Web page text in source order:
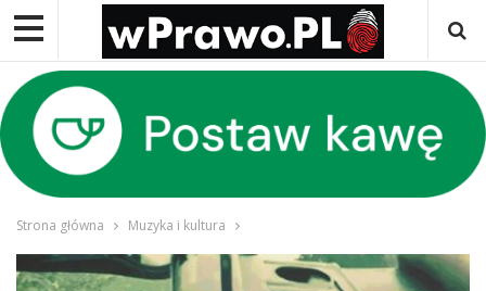
Strona główna Muzyka i kultura